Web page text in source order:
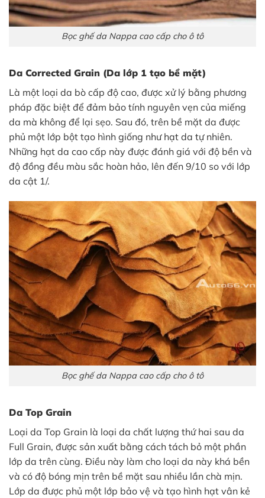
Bọc ghế da Nappa cao cấp cho ô tô
Da Corrected Grain (Da lớp 1 tạo bề mặt)
Là một loại da bò cấp độ cao, được xử lý bằng phương
pháp đặc biệt để đảm bảo tính nguyên vẹn của miếng
da mà không để lại sẹo. Sau đó, trên bề mặt da được
phủ một lớp bột tạo hình giống như hạt da tự nhiên.
Những hạt da cao cấp này được đánh giá với độ bền và
độ đồng đều màu sắc hoàn hảo, lên đến 9/10 so với lớp
da cật 1/.
Bọc ghế da Nappa cao cấp cho ô tô
Da Top Grain
Loại da Top Grain là loại da chất lượng thứ hai sau da
Full Grain, được sản xuất bằng cách tách bỏ một phần
lớp da trên cùng. Điều này làm cho loại da này khá bền
và có độ bóng mịn trên bề mặt sau nhiều lần chà mịn.
Lớp da được phủ một lớp bảo vệ và tạo hình hạt vân kẻ